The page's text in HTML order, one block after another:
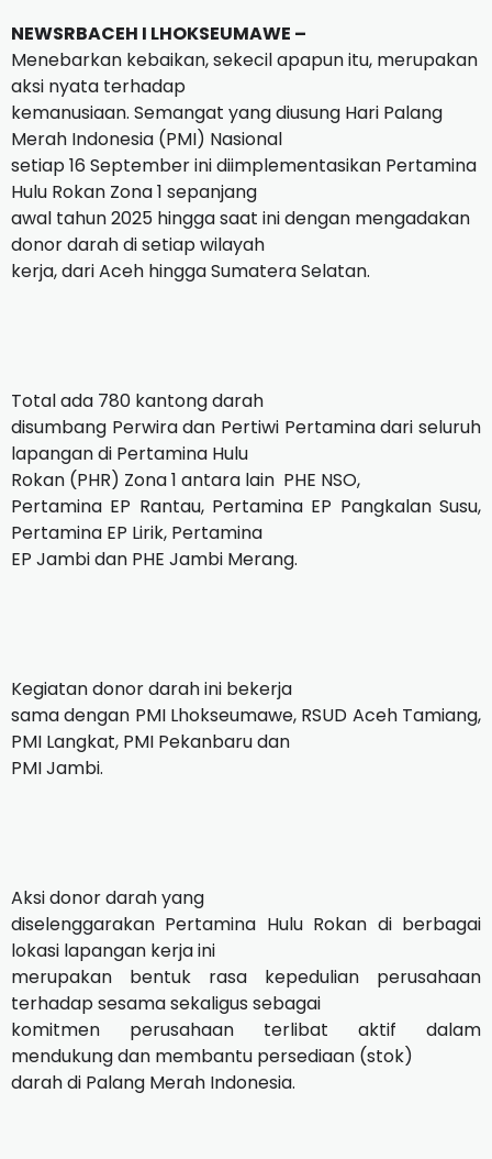
NEWSRBACEH I LHOKSEUMAWE –
Menebarkan kebaikan, sekecil apapun itu, merupakan
aksi nyata terhadap
kemanusiaan. Semangat yang diusung Hari Palang
Merah Indonesia (PMI) Nasional
setiap 16 September ini diimplementasikan Pertamina
Hulu Rokan Zona 1 sepanjang
awal tahun 2025 hingga saat ini dengan mengadakan
donor darah di setiap wilayah
kerja, dari Aceh hingga Sumatera Selatan.
Total ada 780 kantong darah
disumbang Perwira dan Pertiwi Pertamina dari seluruh
lapangan di Pertamina Hulu
Rokan (PHR) Zona 1 antara lain PHE NSO,
Pertamina EP Rantau, Pertamina EP Pangkalan Susu,
Pertamina EP Lirik, Pertamina
EP Jambi dan PHE Jambi Merang.
Kegiatan donor darah ini bekerja
sama dengan PMI Lhokseumawe, RSUD Aceh Tamiang,
PMI Langkat, PMI Pekanbaru dan
PMI Jambi.
Aksi donor darah yang
diselenggarakan Pertamina Hulu Rokan di berbagai
lokasi lapangan kerja ini
merupakan bentuk rasa kepedulian perusahaan
terhadap sesama sekaligus sebagai
komitmen perusahaan terlibat aktif dalam
mendukung dan membantu persediaan (stok)
darah di Palang Merah Indonesia.